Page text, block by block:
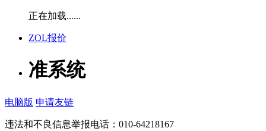
正在加载......
ZOL报价
准系统
电脑版 申请友链
违法和不良信息举报电话：010-64218167